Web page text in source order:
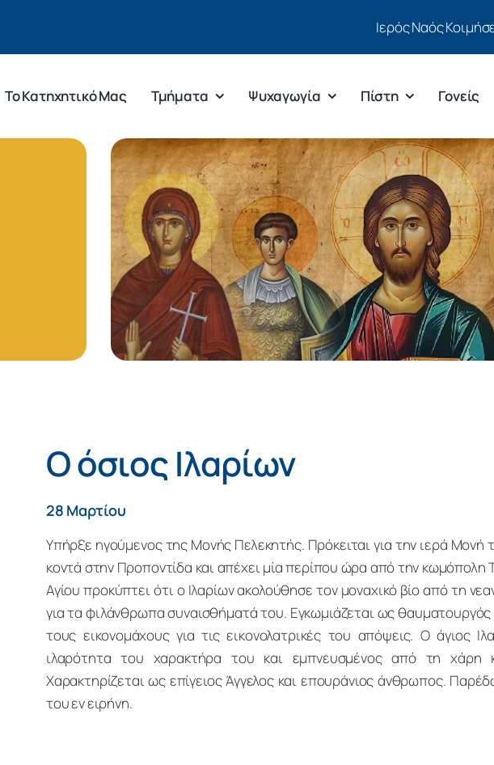
Ιερός Ναός
Το Κατηχητικό Μας Τμήματα Ψυχαγωγία Πίστη Γονείς
Ο όσιος Ιλαρίων
28 Μαρτίου
Υπήρξε ηγούμενος της Μονής Πελεκητής. Πρόκειται για την ιερά Μονή
κοντά στην Προποντίδα και απέχει μία περίπου ώρα από την κωμόπολη
Αγίου προκύπτει ότι ο Ιλαρίων ακολούθησε τον μοναχικό βίο από τη
για τα φιλάνθρωπα συναισθήματά του. Εγκωμιάζεται ως θαυματουργός
τους εικονομάχους για τις εικονολατρικές του απόψεις. Ο άγιος
ιλαρότητα του χαρακτήρα του και εμπνευσμένος από τη
Χαρακτηρίζεται ως επίγειος Άγγελος και επουράνιος άνθρωπος.
του εν ειρήνη.